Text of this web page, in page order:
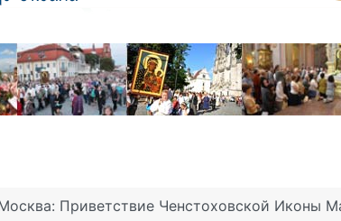
Приветствие Ченстоховской Иконы